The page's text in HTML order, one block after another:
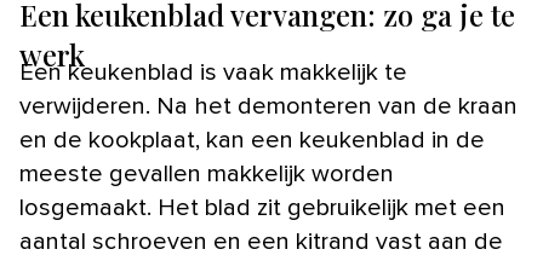
Een keukenblad vervangen: zo ga je te
werk
Een keukenblad is vaak makkelijk te
verwijderen. Na het demonteren van de kraan
en de kookplaat, kan een keukenblad in de
meeste gevallen makkelijk worden
losgemaakt. Het blad zit gebruikelijk met een
aantal schroeven en een kitrand vast aan de